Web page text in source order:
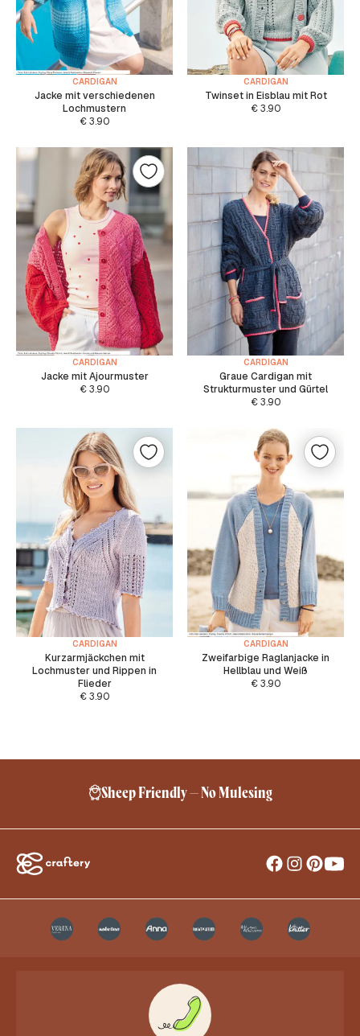
CARDIGAN
Jacke mit verschiedenen
Lochmustern
€3.90
CARDIGAN
Twinset in Eisblau mit Rot
€3.90
CARDIGAN
Jacke mit Ajourmuster
€3.90
CARDIGAN
Graue Cardigan mit
Strukturmuster und Gürtel
€3.90
CARDIGAN
Kurzarmjäckchen mit
Lochmuster und Rippen in
Flieder
€3.90
CARDIGAN
Zweifarbige Raglanjacke in
Hellblau und Weiß
€3.90
Sheep Friendly – No Mulesing